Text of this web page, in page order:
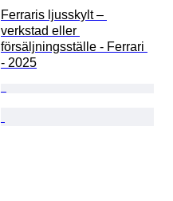
Ferraris ljusskylt –
verkstad eller
försäljningsställe - Ferrari
- 2025